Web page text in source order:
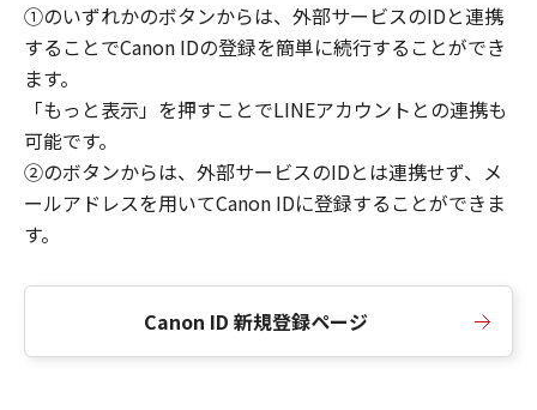
①のいずれかのボタンからは、外部サービスのIDと連携
することでCanon IDの登録を簡単に続行することができ
ます。
「もっと表示」を押すことでLINEアカウントとの連携も
可能です。
②のボタンからは、外部サービスのIDとは連携せず、メ
ールアドレスを用いてCanon IDに登録することができま
す。
Canon ID 新規登録ページ